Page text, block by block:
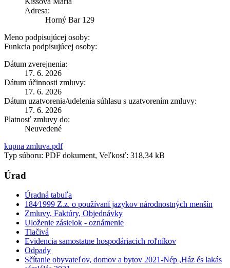
Adresa:
Horný Bar 129
Meno podpisujúcej osoby:
Funkcia podpisujúcej osoby:
Dátum zverejnenia:
17. 6. 2026
Dátum účinnosti zmluvy:
17. 6. 2026
Dátum uzatvorenia/udelenia súhlasu s uzatvorením zmluvy:
17. 6. 2026
Platnosť zmluvy do:
Neuvedené
kupna zmluva.pdf
Typ súboru: PDF dokument, Veľkosť: 318,34 kB
Úrad
Úradná tabuľa
184⁄1999 Z.z. o používaní jazykov národnostných menšín
Zmluvy, Faktúry, Objednávky
Uloženie zásielok - oznámenie
Tlačivá
Evidencia samostatne hospodáriacich roľníkov
Odpady
Sčítanie obyvateľov, domov a bytov 2021-Nép ,Ház és lakás